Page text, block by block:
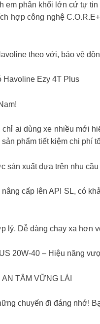
em phân khối lớn cứ tự
hợp công nghệ
theo với, bảo vệ
Havoline Ezy 4T Plus
chỉ ai dùng xe nhiều mới
phẩm tiết kiệm chi phí
sản xuất dựa trên nhu
cấp lên API SL, có
lý. Dễ dàng chạy xa hơn
20W-40 – Hiệu năng
TÂM VỮNG LÁI
chuyến đi đáng nhớ!